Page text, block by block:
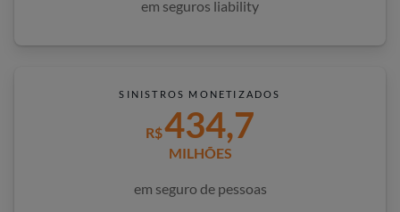
em seguros liability
SINISTROS MONETIZADOS
R$434,7
MILHÕES
em seguro de pessoas